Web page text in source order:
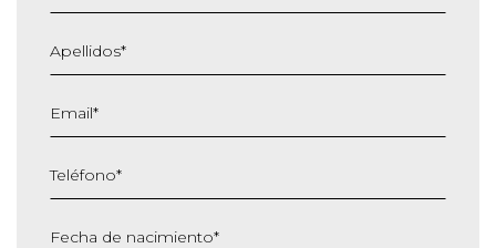
Apellidos*
Email*
Teléfono*
Fecha de nacimiento*